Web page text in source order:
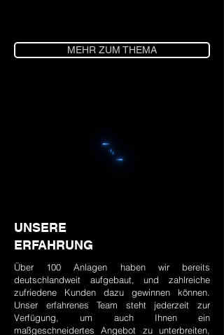
MEHR ZUM THEMA
UNSERE
ERFAHRUNG
Über 100 Anlagen haben wir bereits
deutschlandweit aufgebaut, und zahlreiche
zufriedene Kunden dazu gewinnen können.
Unser erfahrenes Team steht jederzeit zur
Verfügung, um auch Ihnen ein
maßgeschneidertes Angebot zu unterbreiten,